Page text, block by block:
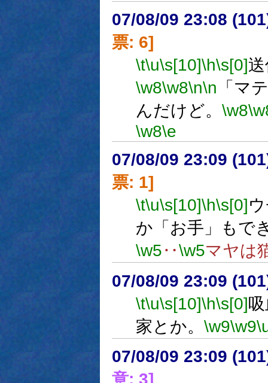
07/08/09 23:08
票: 6]
\t\u\s[10]\h\s[0]
\w8\w8\n\n 「マ
んだけど。 \w8
\w8\e
07/08/09 23:09
票: 1]
\t\u\s[10]\h\s[0]
か「お手」もで
\w5‥\w5マヤは
07/08/09 23:09
\t\u\s[10]\h\s[0]
家とか。 \w9\w9
07/08/09 23:09
意: 3]